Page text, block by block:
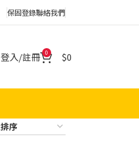
保固登錄聯絡我們
登入/註冊 0 0